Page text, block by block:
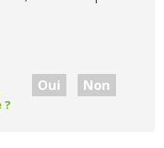
?
Oui Non